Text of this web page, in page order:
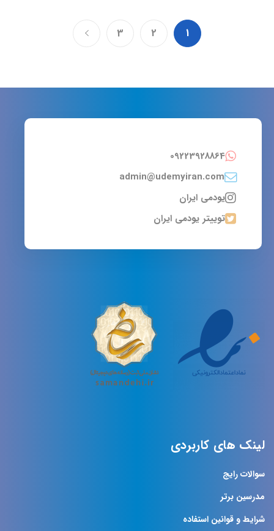
1
2
3
09223928864
admin@udemyiran.com
یودمی ایران
توییتر یودمی ایران
لینک های کاربردی
سوالات رایج
مدرسین برتر
شرایط و قوانین استفاده